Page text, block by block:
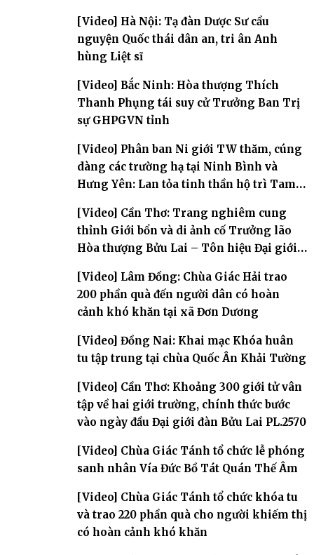
[Video] Hà Nội: Tạ đàn Dược Sư cầu
nguyện Quốc thái dân an, tri ân Anh
hùng Liệt sĩ
[Video] Bắc Ninh: Hòa thượng Thích
Thanh Phụng tái suy cử Trưởng Ban Trị
sự GHPGVN tỉnh
[Video] Phân ban Ni giới TW thăm, cúng
dàng các trường hạ tại Ninh Bình và
Hưng Yên: Lan tỏa tinh thần hộ trì Tam
[Video] Cần Thơ: Trang nghiêm cung
thỉnh Giới bổn và di ảnh cố Trưởng lão
Hòa thượng Bửu Lai – Tôn hiệu Đại giới
[Video] Lâm Đồng: Chùa Giác Hải trao
200 phần quà đến người dân có hoàn
cảnh khó khăn tại xã Đơn Dương
[Video] Đồng Nai: Khai mạc Khóa huân
tu tập trung tại chùa Quốc Ân Khải Tường
[Video] Cần Thơ: Khoảng 300 giới tử vân
tập về hai giới trường, chính thức bước
vào ngày đầu Đại giới đàn Bửu Lai PL.2570
[Video] Chùa Giác Tánh tổ chức lễ phóng
sanh nhân Vía Đức Bồ Tát Quán Thế Âm
[Video] Chùa Giác Tánh tổ chức khóa tu
và trao 220 phần quà cho người khiếm thị
có hoàn cảnh khó khăn